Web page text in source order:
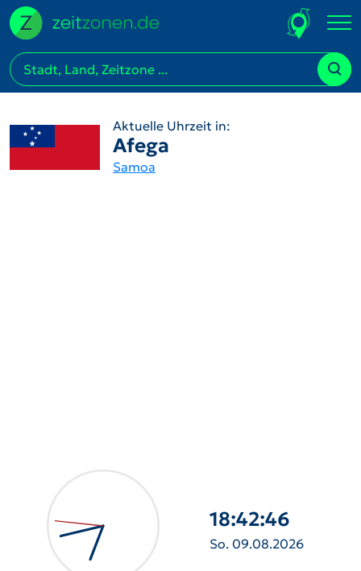
Aktuelle Uhrzeit in:
Afega
Samoa
18:42:47
So. 09.08.2026